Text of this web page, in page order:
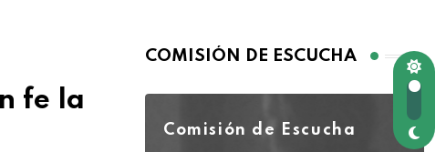
fe la
COMISIÓN DE ESCUCHA
Comisión de Escucha